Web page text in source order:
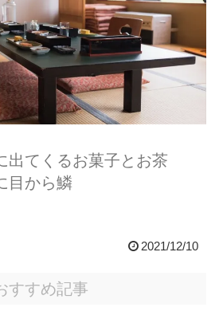
出てくるお菓子とお茶
目から鱗
2021/12/10
すすめ記事